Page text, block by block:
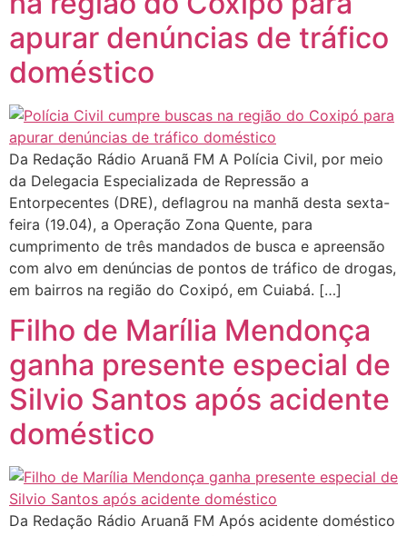
apurar denúncias de tráfico
doméstico
Da Redação Rádio Aruanã FM A Polícia Civil, por meio
da Delegacia Especializada de Repressão a
Entorpecentes (DRE), deflagrou na manhã desta sexta-
feira (19.04), a Operação Zona Quente, para
cumprimento de três mandados de busca e apreensão
com alvo em denúncias de pontos de tráfico de drogas,
em bairros na região do Coxipó, em Cuiabá. […]
Filho de Marília Mendonça
ganha presente especial de
Silvio Santos após acidente
doméstico
Da Redação Rádio Aruanã FM Após acidente doméstico